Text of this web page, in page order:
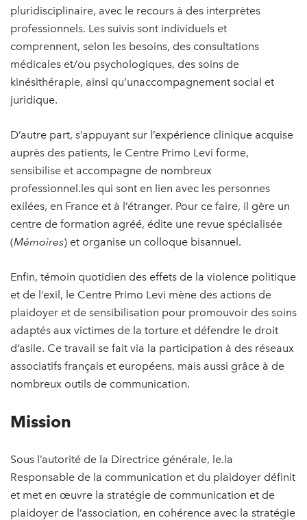
pluridisciplinaire, avec le recours à des interprètes
professionnels. Les suivis sont individuels et
comprennent, selon les besoins, des consultations
médicales et/ou psychologiques, des soins de
kinésithérapie, ainsi qu’unaccompagnement social et
juridique.
D’autre part, s’appuyant sur l’expérience clinique acquise
auprès des patients, le Centre Primo Levi forme,
sensibilise et accompagne de nombreux
professionnel.les qui sont en lien avec les personnes
exilées, en France et à l’étranger. Pour ce faire, il gère un
centre de formation agréé, édite une revue spécialisée
(Mémoires) et organise un colloque bisannuel.
Enfin, témoin quotidien des effets de la violence politique
et de l’exil, le Centre Primo Levi mène des actions de
plaidoyer et de sensibilisation pour promouvoir des soins
adaptés aux victimes de la torture et défendre le droit
d’asile. Ce travail se fait via la participation à des réseaux
associatifs français et européens, mais aussi grâce à de
nombreux outils de communication.
Mission
Sous l’autorité de la Directrice générale, le.la
Responsable de la communication et du plaidoyer définit
et met en œuvre la stratégie de communication et de
plaidoyer de l’association, en cohérence avec la stratégie